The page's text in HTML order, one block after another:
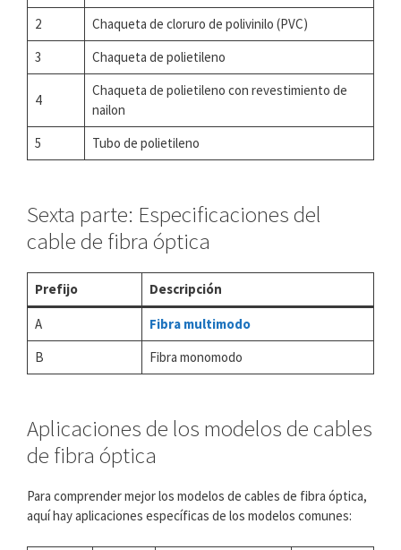
2
Chaqueta de cloruro de polivinilo (PVC)
3
Chaqueta de polietileno
4
Chaqueta de polietileno con revestimiento de
nailon
5
Tubo de polietileno
Sexta parte: Especificaciones del
cable de fibra óptica
Prefijo Descripción
A
Fibra multimodo
B
Fibra monomodo
Aplicaciones de los modelos de cables
de fibra óptica
Para comprender mejor los modelos de cables de fibra óptica,
aquí hay aplicaciones específicas de los modelos comunes: